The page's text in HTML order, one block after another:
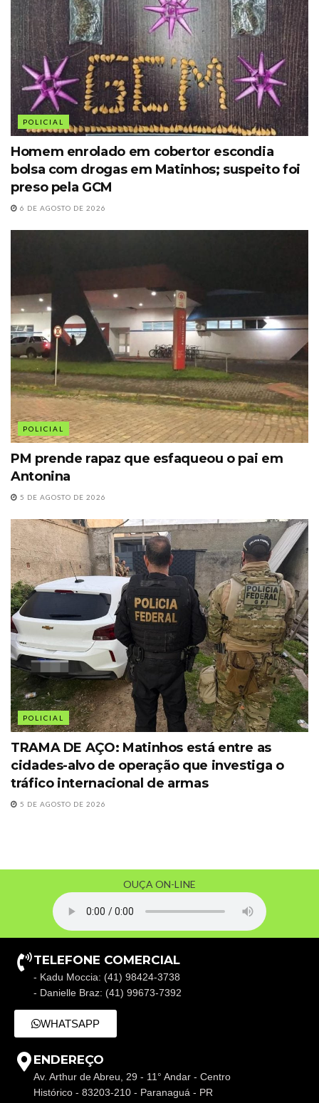
POLICIAL
Homem enrolado em cobertor escondia
bolsa com drogas em Matinhos; suspeito foi
preso pela GCM
6 DE AGOSTO DE 2026
POLICIAL
PM prende rapaz que esfaqueou o pai em
Antonina
5 DE AGOSTO DE 2026
POLICIAL
TRAMA DE AÇO: Matinhos está entre as
cidades-alvo de operação que investiga o
tráfico internacional de armas
5 DE AGOSTO DE 2026
OUÇA ON-LINE
TELEFONE COMERCIAL
- Kadu Moccia: (41) 98424-3738
- Danielle Braz: (41) 99673-7392
WHATSAPP
ENDEREÇO
Av. Arthur de Abreu, 29 - 11° Andar - Centro
Histórico - 83203-210 - Paranaguá - PR